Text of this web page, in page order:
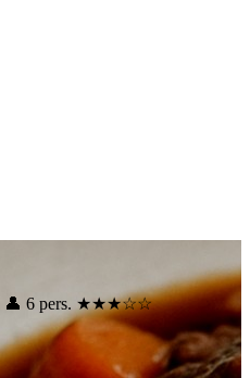
👤 6 pers. ★★★☆☆